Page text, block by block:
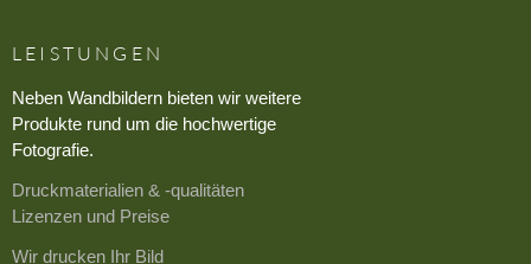
LEISTUNGEN
Neben Wandbildern bieten wir weitere
Produkte rund um die hochwertige
Fotografie.
Druckmaterialien & -qualitäten
Lizenzen und Preise
Wir drucken Ihr Bild